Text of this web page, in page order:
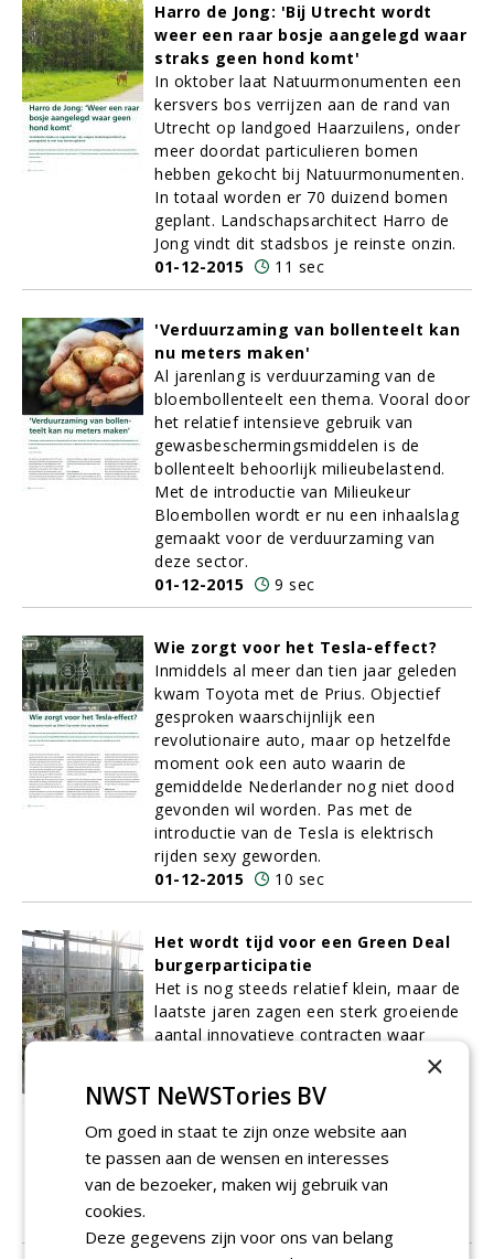
Harro de Jong: 'Bij Utrecht wordt
weer een raar bosje aangelegd waar
straks geen hond komt'
In oktober laat Natuurmonumenten een
kersvers bos verrijzen aan de rand van
Utrecht op landgoed Haarzuilens, onder
meer doordat particulieren bomen
hebben gekocht bij Natuurmonumenten.
In totaal worden er 70 duizend bomen
geplant. Landschapsarchitect Harro de
Jong vindt dit stadsbos je reinste onzin.
01-12-2015
11 sec
'Verduurzaming van bollenteelt kan
nu meters maken'
Al jarenlang is verduurzaming van de
bloembollenteelt een thema. Vooral door
het relatief intensieve gebruik van
gewasbeschermingsmiddelen is de
bollenteelt behoorlijk milieubelastend.
Met de introductie van Milieukeur
Bloembollen wordt er nu een inhaalslag
gemaakt voor de verduurzaming van
deze sector.
01-12-2015
9 sec
Wie zorgt voor het Tesla-effect?
Inmiddels al meer dan tien jaar geleden
kwam Toyota met de Prius. Objectief
gesproken waarschijnlijk een
revolutionaire auto, maar op hetzelfde
moment ook een auto waarin de
gemiddelde Nederlander nog niet dood
gevonden wil worden. Pas met de
introductie van de Tesla is elektrisch
rijden sexy geworden.
01-12-2015
10 sec
Het wordt tijd voor een Green Deal
burgerparticipatie
Het is nog steeds relatief klein, maar de
laatste jaren zagen een sterk groeiende
aantal innovatieve contracten waar
burgerparticipatie of burgerinitiatieven
een onderdeel van uit maken . Vakblad
Stad + Groen nodigde een aantal ceo’s
van grote groenvoorzieners en twee
vertegenwoordigers van landelijke
politiek voor een groepsdiscussie. Wat
gaat dit betekenen voor de sector?
×
NWST NeWSTories BV
Om goed in staat te zijn onze website aan
te passen aan de wensen en interesses
van de bezoeker, maken wij gebruik van
cookies.
Deze gegevens zijn voor ons van belang